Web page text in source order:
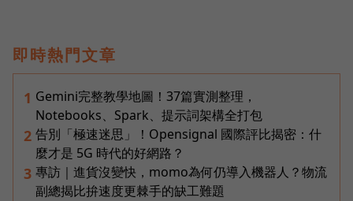
即時熱門文章
1 Gemini完整教學地圖！37篇實測整理，
Notebooks、Spark、提示詞架構全打包
2 告別「極速迷思」！Opensignal 國際評比揭密：什
麼才是 5G 時代的好網路？
3 專訪｜進貨沒變快，momo為何仍導入機器人？物流
副總揭比拚速度更棘手的缺工難題